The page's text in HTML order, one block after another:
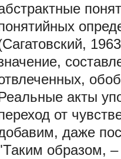
акты
от
даже
образом,